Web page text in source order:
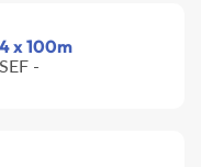
4 x 100m
SEF -